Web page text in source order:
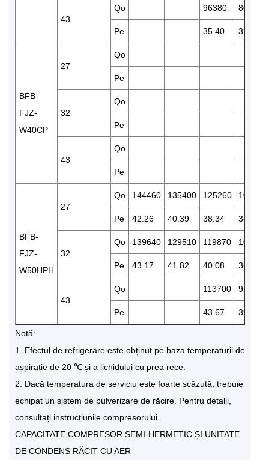
43
Qo 96380 80850
Pe 35.40 32.11
BFB-
FJZ-
W40CP
27
Qo
Pe
32
Qo
Pe
43
Qo
Pe
BFB-
FJZ-
W50HPH
27
Qo 144460 135400 125260 105490
Pe 42.26 40.39 38.34 34.72
32
Qo 139640 129510 119870 102120
Pe 43.17 41.82 40.08 36.38
43
Qo 113700 95580
Pe 43.67 39.77
Notă:
1. Efectul de refrigerare este obținut pe baza temperaturii de
aspirație de 20 ℃ și a lichidului cu prea rece.
2. Dacă temperatura de serviciu este foarte scăzută, trebuie
echipat un sistem de pulverizare de răcire. Pentru detalii,
consultați instrucțiunile compresorului.
CAPACITATE COMPRESOR SEMI-HERMETIC ȘI UNITATE
DE CONDENS RĂCIT CU AER